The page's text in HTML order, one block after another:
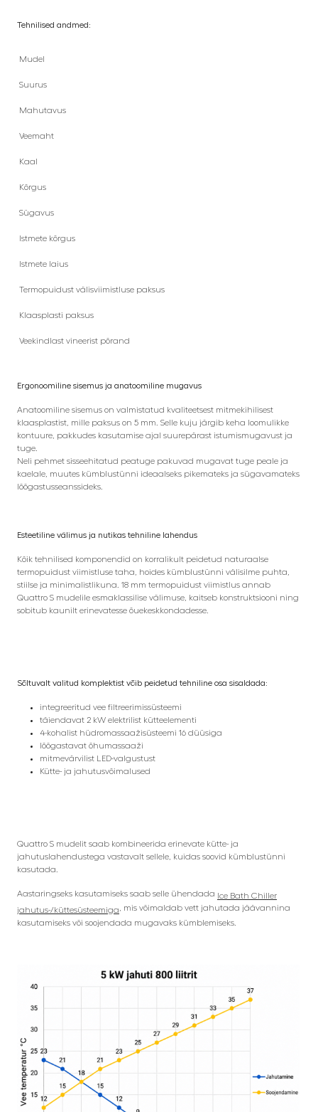
Tehnilised andmed:
Mudel
Suurus
Mahutavus
Veemaht
Kaal
Kõrgus
Sügavus
Istmete kõrgus
Istmete laius
Termopuidust välisviimistluse paksus
Klaasplasti paksus
Veekindlast vineerist põrand
Ergonoomiline sisemus ja anatoomiline mugavus
Anatoomiline sisemus on valmistatud kvaliteetsest mitmekihilisest
klaasplastist, mille paksus on 5 mm. Selle kuju järgib keha loomulikke
kontuure, pakkudes kasutamise ajal suurepärast istumismugavust ja
tuge.
Neli pehmet sisseehitatud peatuge pakuvad mugavat tuge peale ja
kaelale, muutes kümblustünni ideaalseks pikemateks ja sügavamateks
lõõgastusseanssideks.
Esteetiline välimus ja nutikas tehniline lahendus
Kõik tehnilised komponendid on korralikult peidetud naturaalse
termopuidust viimistluse taha, hoides kümblustünni välisilme puhta,
stiilse ja minimalistlikuna. 18 mm termopuidust viimistlus annab
Quattro S mudelile esmaklassilise välimuse, kaitseb konstruktsiooni ning
sobitub kaunilt erinevatesse õuekeskkondadesse.
Sõltuvalt valitud komplektist võib peidetud tehniline osa sisaldada:
integreeritud vee filtreerimissüsteemi
täiendavat 2 kW elektrilist kütteelementi
4-kohalist hüdromassaažisüsteemi 16 düüsiga
lõõgastavat õhumassaaži
mitmevärvilist LED-valgustust
Kütte- ja jahutusvõimalused
Quattro S mudelit saab kombineerida erinevate kütte- ja
jahutuslahendustega vastavalt sellele, kuidas soovid kümblustünni
kasutada.
Aastaringseks kasutamiseks saab selle ühendada Ice Bath Chiller
jahutus-/küttesüsteemiga, mis võimaldab vett jahutada jäävannina
kasutamiseks või soojendada mugavaks kümblemiseks.